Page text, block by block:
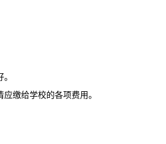
缴给学校的各项费用。